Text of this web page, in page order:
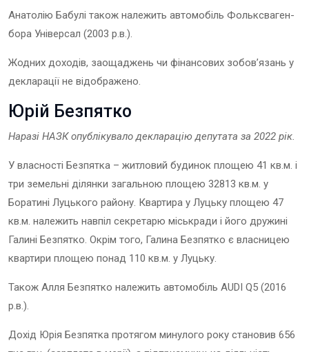
Анатолію Бабулі також належить автомобіль Фольксваген-
бора Універсал (2003 р.в.).
Жодних доходів, заощаджень чи фінансових зобов’язань у
декларації не відображено.
Юрій Безпятко
Наразі НАЗК опублікувало декларацію депутата за 2022 рік.
У власності Безпятка – житловий будинок площею 41 кв.м. і
три земельні ділянки загальною площею 32813 кв.м. у
Боратині Луцького району. Квартира у Луцьку площею 47
кв.м. належить навпіл секретарю міськради і його дружині
Галині Безпятко. Окрім того, Галина Безпятко є власницею
квартири площею понад 110 кв.м. у Луцьку.
Також Алля Безпятко належить автомобіль AUDI Q5 (2016
р.в.).
Дохід Юрія Безпятка протягом минулого року становив 656